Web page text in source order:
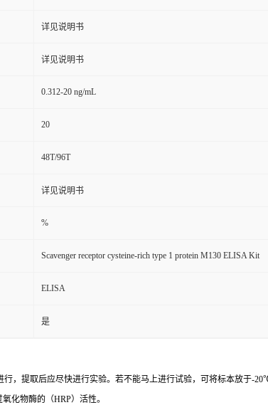
详见说明书
详见说明书
0.312-20 ng/mL
20
48T/96T
详见说明书
%
Scavenger receptor cysteine-rich type 1 protein M130 ELISA Kit
ELISA
是
，提取后应尽快进行实验。若不能马上进行试验，可将标本放于-20
氧化物酶的（HRP）活性。